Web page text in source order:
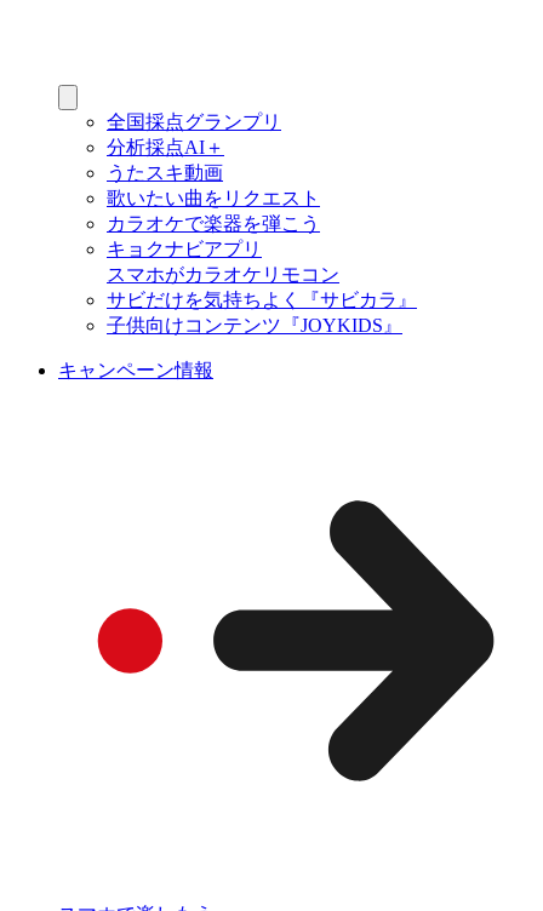
全国採点グランプリ
分析採点AI＋
うたスキ動画
歌いたい曲をリクエスト
カラオケで楽器を弾こう
キョクナビアプリ
スマホがカラオケリモコン
サビだけを気持ちよく『サビカラ』
子供向けコンテンツ『JOYKIDS』
キャンペーン情報